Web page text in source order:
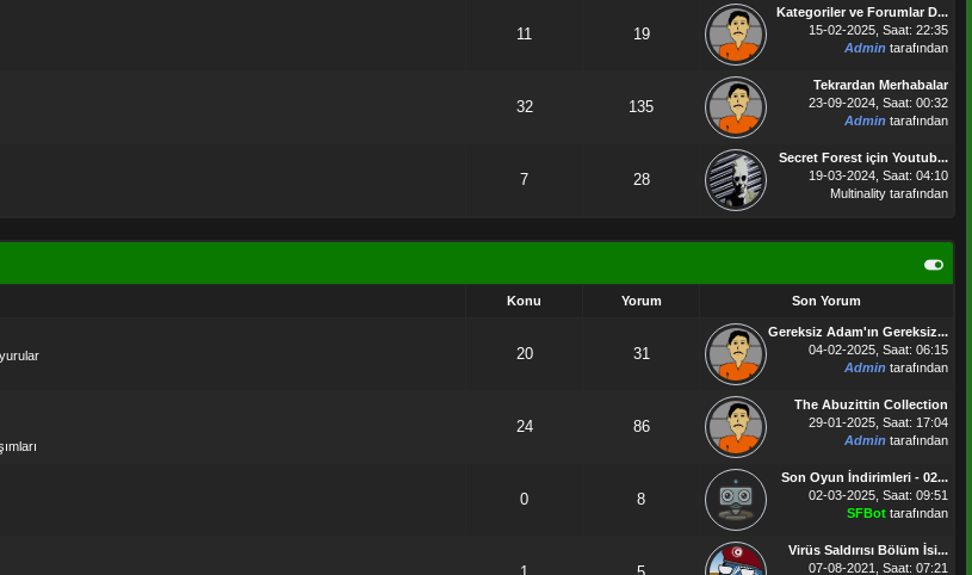
11 19
Kategoriler ve Forumlar D...
15-02-2025, Saat: 22:35
Admin tarafından
32 135
Tekrardan Merhabalar
23-09-2024, Saat: 00:32
Admin tarafından
7 28
Secret Forest için Youtub...
19-03-2024, Saat: 04:10
Multinality tarafından
Konu Yorum Son Yorum
20 31
Gereksiz Adam'ın Gereksiz...
04-02-2025, Saat: 06:15
Admin tarafından
24 86
The Abuzittin Collection
29-01-2025, Saat: 17:04
Admin tarafından
0 8
Son Oyun İndirimleri - 02...
02-03-2025, Saat: 09:51
SFBot tarafından
Virüs Saldırısı Bölüm İsi...
07-08-2021, Saat: 07:21